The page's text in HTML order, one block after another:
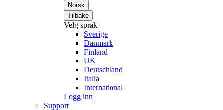
Norsk
Tilbake
Velg språk
Sverige
Danmark
Finland
UK
Deutschland
Italia
International
Logg inn
Support